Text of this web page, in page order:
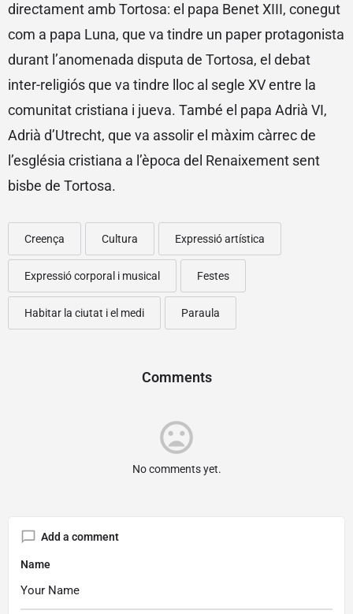
directament amb Tortosa: el papa Benet XIII, conegut
com a papa Luna, que va tindre un paper protagonista
durant l’anomenada disputa de Tortosa, el debat
inter-religiós que va tindre lloc al segle XV entre la
comunitat cristiana i jueva. També el papa Adrià VI,
Adrià d’Utrecht, que va assolir el màxim càrrec de
l’església cristiana a l’època del Renaixement sent
bisbe de Tortosa.
Creença Cultura Expressió artística
Expressió corporal i musical Festes
Habitar la ciutat i el medi Paraula
Comments
mood_bad
No comments yet.
Add a comment
Name